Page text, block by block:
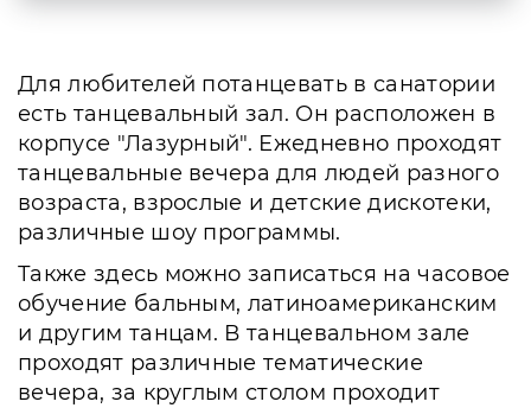
Для любителей потанцевать в санатории
есть танцевальный зал. Он расположен в
корпусе "Лазурный". Ежедневно проходят
танцевальные вечера для людей разного
возраста, взрослые и детские дискотеки,
различные шоу программы.
Также здесь можно записаться на часовое
обучение бальным, латиноамериканским
и другим танцам. В танцевальном зале
проходят различные тематические
вечера, за круглым столом проходит